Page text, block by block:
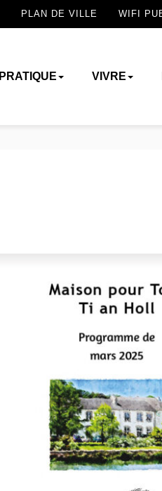
PLAN DE VILLE WIFI
PRATIQUE VIVRE